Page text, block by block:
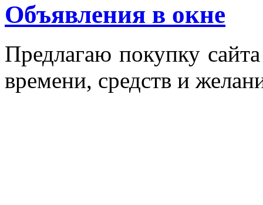
Объявления в окне
Пред­ла­гаю по­куп­ку
вре­мени, средств и